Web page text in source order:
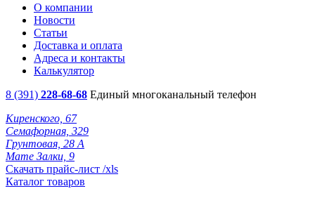
О компании
Новости
Статьи
Доставка и оплата
Адреса и контакты
Калькулятор
8 (391) 228-68-68 Единый многоканальный телефон
Киренского, 67
Семафорная, 329
Грунтовая, 28 А
Мате Залки, 9
Скачать прайс-лист /xls
Каталог товаров